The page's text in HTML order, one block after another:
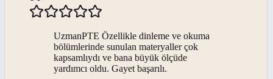
UzmanPTE Özellikle dinleme ve okuma
bölümlerinde sunulan materyaller çok
kapsamlıydı ve bana büyük ölçüde
yardımcı oldu. Gayet başarılı.